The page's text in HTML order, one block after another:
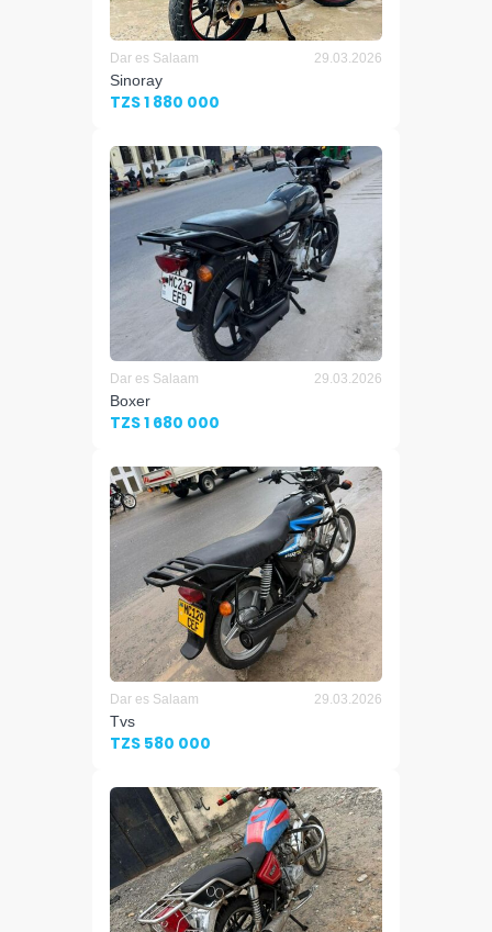
Dar es Salaam 29.03.2026
Sinoray
TZS 1 880 000
Dar es Salaam 29.03.2026
Boxer
TZS 1 680 000
Dar es Salaam 29.03.2026
Tvs
TZS 580 000